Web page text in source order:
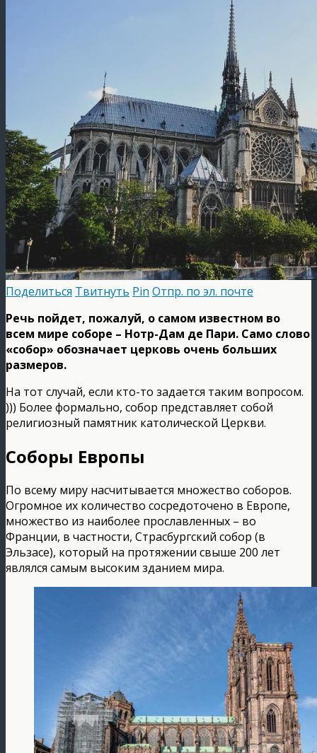
Поделиться Твитнуть Pin Отпр. по эл. почте
Речь пойдет, пожалуй, о самом известном во
всем мире соборе – Нотр-Дам де Пари. Само слово
«собор» обозначает церковь очень больших
размеров.
На тот случай, если кто-то задается таким вопросом.
))) Более формально, собор представляет собой
религиозный памятник католической Церкви.
Соборы Европы
По всему миру насчитывается множество соборов.
Огромное их количество сосредоточено в Европе,
множество из наиболее прославленных – во
Франции, в частности, Страсбургский собор (в
Эльзасе), который на протяжении свыше 200 лет
являлся самым высоким зданием мира.